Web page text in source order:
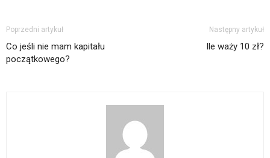
Poprzedni artykuł
Co jeśli nie mam kapitału
początkowego?
Następny artykuł
Ile waży 10 zł?